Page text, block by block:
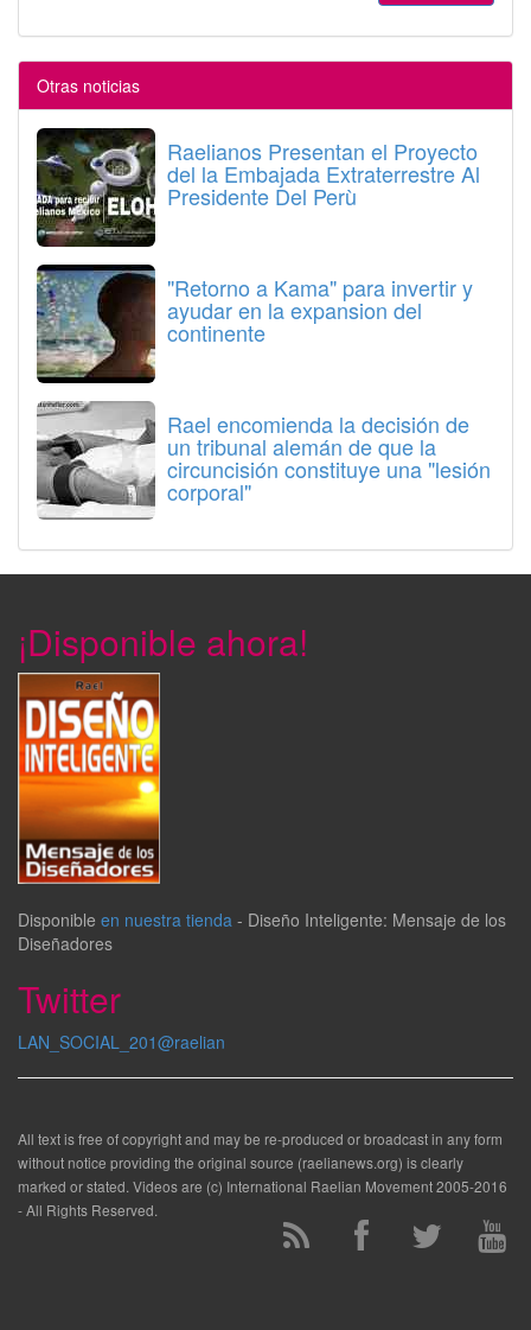
Otras noticias
Raelianos Presentan el Proyecto
del la Embajada Extraterrestre Al
Presidente Del Perù
"Retorno a Kama" para invertir y
ayudar en la expansion del
continente
Rael encomienda la decisión de
un tribunal alemán de que la
circuncisión constituye una "lesión
corporal"
¡Disponible ahora!
Disponible en nuestra tienda - Diseño Inteligente: Mensaje de los
Diseñadores
Twitter
LAN_SOCIAL_201@raelian
All text is free of copyright and may be re-produced or broadcast in any form
without notice providing the original source (raelianews.org) is clearly
marked or stated. Videos are (c) International Raelian Movement 2005-2016
- All Rights Reserved.